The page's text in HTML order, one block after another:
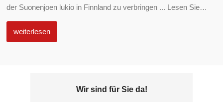
der Suonenjoen lukio in Finnland zu verbringen ... Lesen Sie…
weiterlesen
Wir sind für Sie da!